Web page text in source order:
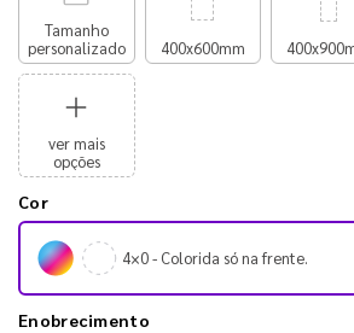
Tamanho
personalizado
400x600mm
ver mais
opções
Cor
4×0 - Colorida só na frente.
Enobrecimento